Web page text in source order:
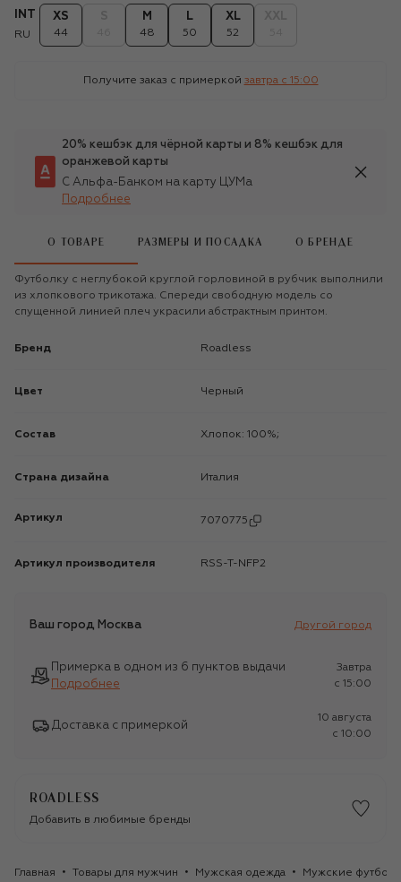
INT
RU
XS
44
M
48
L
50
XL
52
Получите заказ с примеркой завтра c 15:00
20% кешбэк для чёрной карты и 8% кешбэк для
оранжевой карты
С Альфа-Банком на карту ЦУМа
Подробнее
О ТОВАРЕ РАЗМЕРЫ И ПОСАДКА О БРЕНДЕ
Футболку с неглубокой круглой горловиной в рубчик выполнили
из хлопкового трикотажа. Спереди свободную модель со
спущенной линией плеч украсили абстрактным принтом.
Бренд Roadless
Цвет Черный
Состав Хлопок: 100%;
Страна дизайна Италия
Артикул 7070775
Артикул производителя RSS-T-NFP2
Ваш город Москва Другой город
Примерка в одном из 6 пунктов выдачи
Подробнее
Завтра
c 15:00
Доставка с примеркой
10 августа
c 10:00
ROADLESS
Добавить в любимые бренды
Главная Товары для мужчин Мужская одежда Мужские